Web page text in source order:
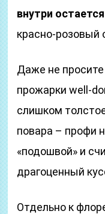
внутри
красно-розовый
Даже не
прожарки well-
слишком
повара – профи
«подошвой» и
драгоценный
Отдельно к